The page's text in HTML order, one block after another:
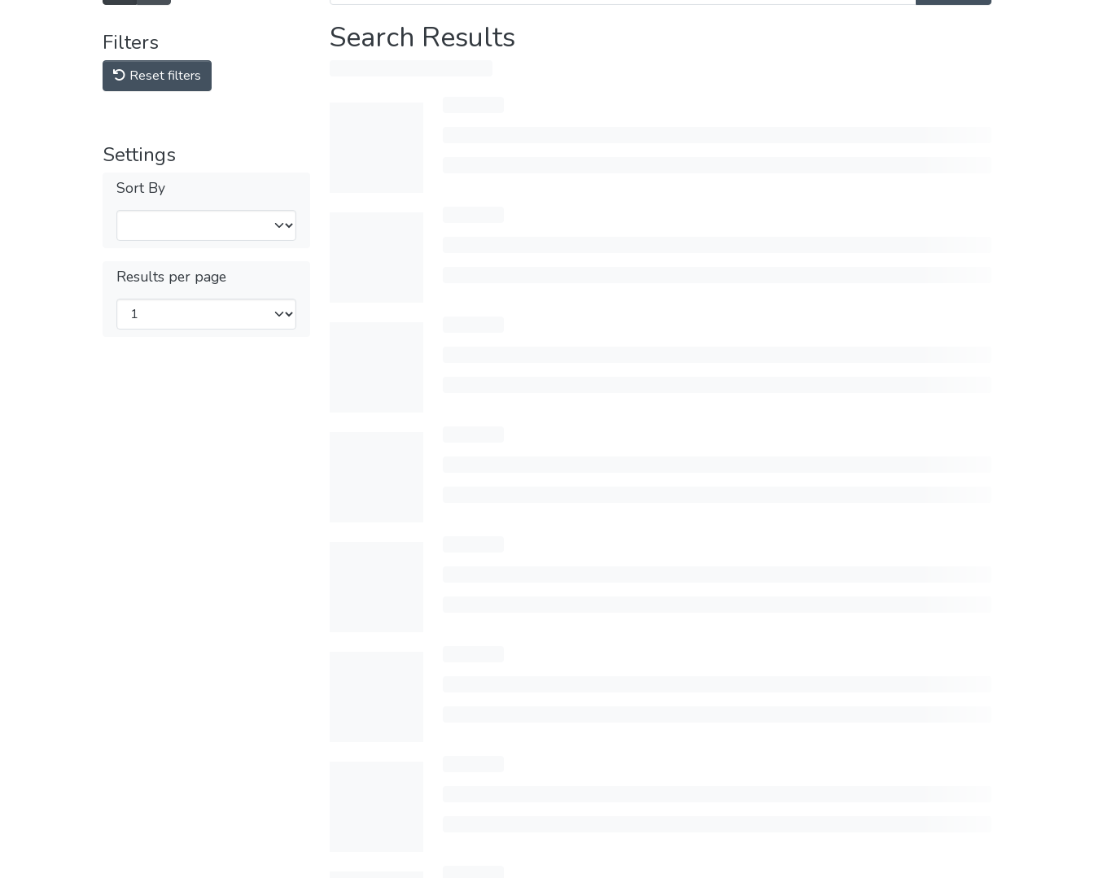
Filters
Reset filters
Settings
Sort By
Results per page
Search Results